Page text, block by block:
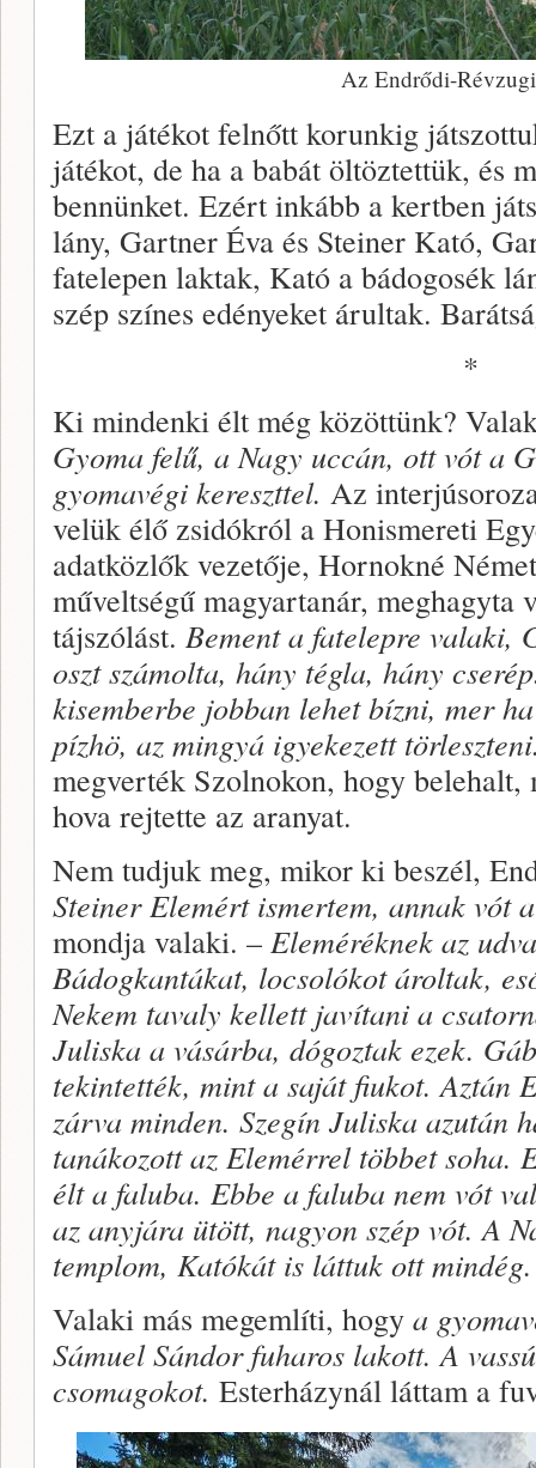
Az Endrődi-
Ezt a játékot felnőtt korunkig
játékot, de ha a babát öltöztettük, és
bennünket. Ezért inkább a kertben
lány, Gartner Éva és Steiner Kató,
fatelepen laktak, Kató a bádogosék
szép színes edényeket árultak.
­*
Ki mindenki élt még közöttünk?
Gyoma felű, a Nagy uccán, ott vót a
gyomavégi kereszttel. Az
velük élő zsidókról a Honismereti
adatközlők vezetője, Hornokné
műveltségű magyartanár, meghagyta
tájszólást. Bement a fatelepre valaki,
oszt számolta, hány tégla, hány
kisemberbe jobban lehet bízni, mer
pízhö, az mingyá igyekezett
megverték Szolnokon, hogy
hova rejtette az aranyat.
Nem tudjuk meg, mikor ki beszél,
Steiner Elemért ismertem, annak vót
mondja valaki. – Eleméréknek az
Bádogkantákat, locsolókot ároltak,
Nekem tavaly kellett javítani a
Juliska a vásárba, dógoztak ezek.
tekintették, mint a saját fiukot. Aztán
zárva minden. Szegín Juliska azután
tanákozott az Elemérrel többet soha.
élt a faluba. Ebbe a faluba nem vót
az anyjára ütött, nagyon szép vót. A
templom, Katókát is láttuk ott mindég.
Valaki más megemlíti, hogy a
Sámuel Sándor fuharos lakott. A
csomagokot. Esterházynál láttam a